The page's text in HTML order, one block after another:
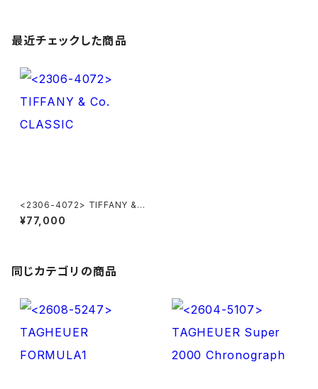
最近チェックした商品
<2306-4072> TIFFANY &
Co. CLASSIC
¥77,000
同じカテゴリの商品